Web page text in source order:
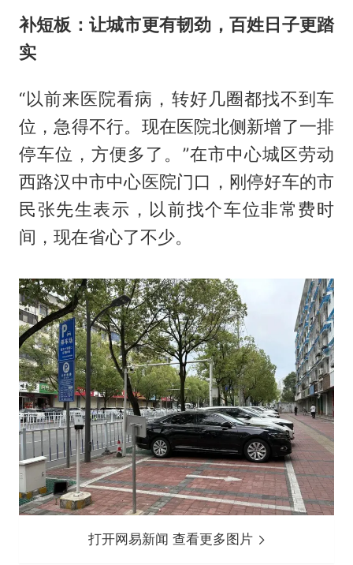
补短板：让城市更有韧劲，百姓日子更踏
实
“以前来医院看病，转好几圈都找不到车
位，急得不行。现在医院北侧新增了一排
停车位，方便多了。”在市中心城区劳动
西路汉中市中心医院门口，刚停好车的市
民张先生表示，以前找个车位非常费时
间，现在省心了不少。
打开网易新闻 查看更多图片